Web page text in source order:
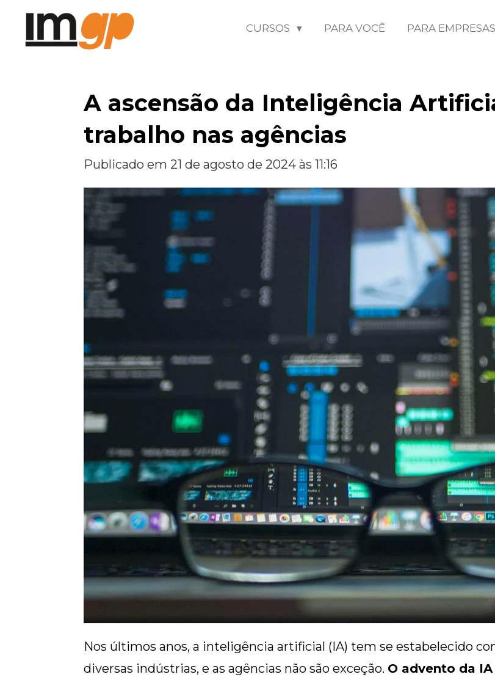
Salta
para
CURSOS PARA VOCÊ PARA EMPRESAS
A ascensão da Inteligência
trabalho nas agências
Publicado em 21 de agosto de 2024 às 11:16
Nos últimos anos, a inteligência artificial (IA) tem se estabelecido
diversas indústrias, e as agências não são exceção. O advento da